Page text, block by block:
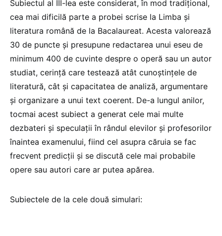
Subiectul al III-lea este considerat, în mod tradițional,
cea mai dificilă parte a probei scrise la Limba și
literatura română de la Bacalaureat. Acesta valorează
30 de puncte și presupune redactarea unui eseu de
minimum 400 de cuvinte despre o operă sau un autor
studiat, cerință care testează atât cunoștințele de
literatură, cât și capacitatea de analiză, argumentare
și organizare a unui text coerent. De-a lungul anilor,
tocmai acest subiect a generat cele mai multe
dezbateri și speculații în rândul elevilor și profesorilor
înaintea examenului, fiind cel asupra căruia se fac
frecvent predicții și se discută cele mai probabile
opere sau autori care ar putea apărea.
Subiectele de la cele două simulari: